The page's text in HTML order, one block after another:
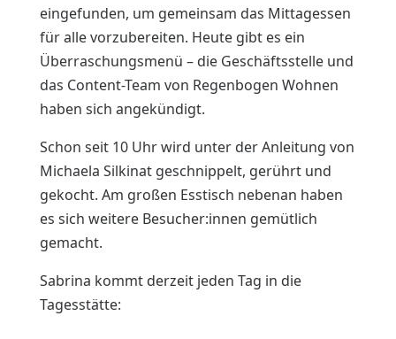
eingefunden, um gemeinsam das Mittagessen
für alle vorzubereiten. Heute gibt es ein
Überraschungsmenü – die Geschäftsstelle und
das Content-Team von Regenbogen Wohnen
haben sich angekündigt.
Schon seit 10 Uhr wird unter der Anleitung von
Michaela Silkinat geschnippelt, gerührt und
gekocht. Am großen Esstisch nebenan haben
es sich weitere Besucher:innen gemütlich
gemacht.
Sabrina kommt derzeit jeden Tag in die
Tagesstätte: